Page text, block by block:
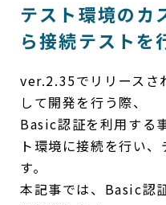
テスト環境のカ
ら接続テストを
ver.2.35でリリースさ
して開発を行う際、
Basic認証を利用する
ト環境に接続を行い
す。
本記事では、Basic認